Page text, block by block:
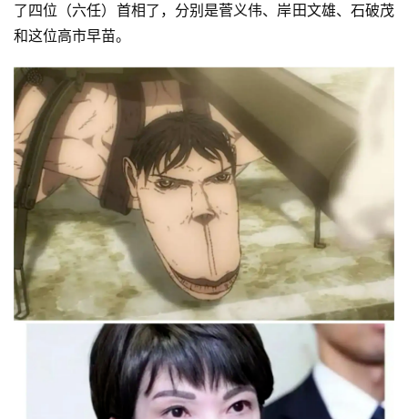
了四位（六任）首相了，分别是菅义伟、岸田文雄、石破茂
和这位高市早苗。